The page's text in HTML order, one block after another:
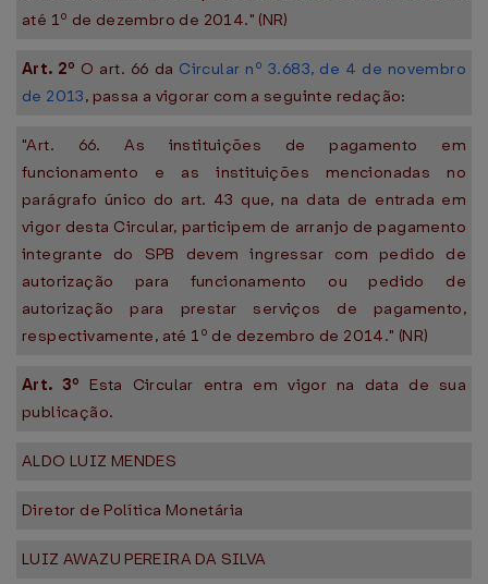
até 1º de dezembro de 2014." (NR)
Art. 2º O art. 66 da Circular nº 3.683, de 4 de novembro
de 2013, passa a vigorar com a seguinte redação:
"Art. 66. As instituições de pagamento em
funcionamento e as instituições mencionadas no
parágrafo único do art. 43 que, na data de entrada em
vigor desta Circular, participem de arranjo de pagamento
integrante do SPB devem ingressar com pedido de
autorização para funcionamento ou pedido de
autorização para prestar serviços de pagamento,
respectivamente, até 1º de dezembro de 2014." (NR)
Art. 3º Esta Circular entra em vigor na data de sua
publicação.
ALDO LUIZ MENDES
Diretor de Política Monetária
LUIZ AWAZU PEREIRA DA SILVA